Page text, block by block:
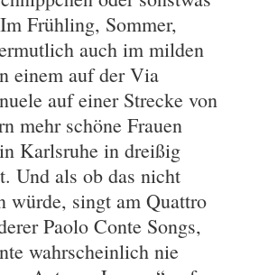
Frühling, Sommer,
auch im milden
einem auf der Via
auf einer Strecke von
mehr schöne Frauen
Karlsruhe in dreißig
Und als ob das nicht
würde, singt am Quattro
Paolo Conte Songs,
wahrscheinlich nie